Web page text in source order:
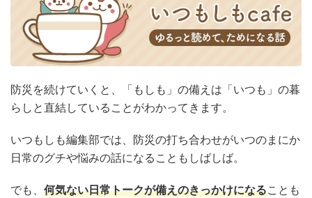
アプリ インタビュー コラム チェックリスト
ツール ママ防災士リサのいつもしも
ローリングストック 主食 事前対策 住まい
暮らし方 検証 特別企画 生理 発災直後
衛生用品 被災中 豪雨 赤ちゃん 避難前
防災を続けていくと、「もしも」の備えは「いつも」の暮
らしと直結していることがわかってきます。
いつもしも編集部では、防災の打ち合わせがいつのまにか
日常のグチや悩みの話になることもしばしば。
でも、 何気ない日常トークが備えのきっかけになることも